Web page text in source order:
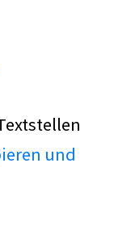
und